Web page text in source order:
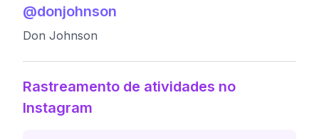
@donjohnson
Don Johnson
Rastreamento de atividades no
Instagram